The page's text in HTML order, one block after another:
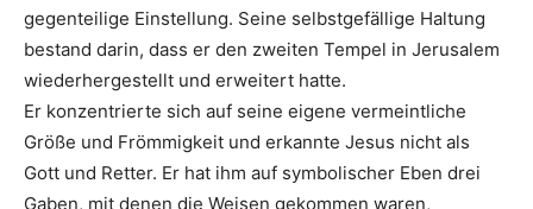
gegenteilige Einstellung. Seine selbstgefällige Haltung
bestand darin, dass er den zweiten Tempel in Jerusalem
wiederhergestellt und erweitert hatte.
Er konzentrierte sich auf seine eigene vermeintliche
Größe und Frömmigkeit und erkannte Jesus nicht als
Gott und Retter. Er hat ihm auf symbolischer Eben drei
Gaben, mit denen die Weisen gekommen waren,